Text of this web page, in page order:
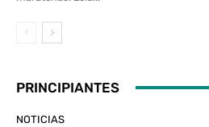
PRINCIPIANTES
NOTICIAS